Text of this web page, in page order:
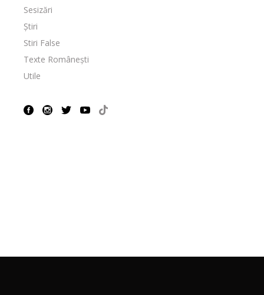
Sesizări
Știri
Stiri False
Texte Românești
Utile